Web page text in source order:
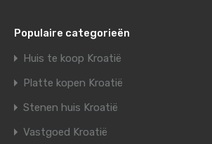
Populaire categorieën
Huis te koop Kroatië
Platte kopen Kroatië
Stenen huis Kroatië
Vastgoed Kroatië